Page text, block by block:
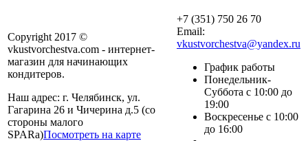
Copyright 2017 ©
vkustvorchestva.com - интернет-
магазин для начинающих
кондитеров.
Наш адрес: г. Челябинск, ул.
Гагарина 26 и Чичерина д.5 (со
стороны малого
SPARa)Посмотреть на карте
+7 (351) 750 26 70
Email:
vkustvorchestva@yandex.ru
График работы
Понедельник-
Суббота с 10:00 до
19:00
Воскресенье с 10:00
до 16:00